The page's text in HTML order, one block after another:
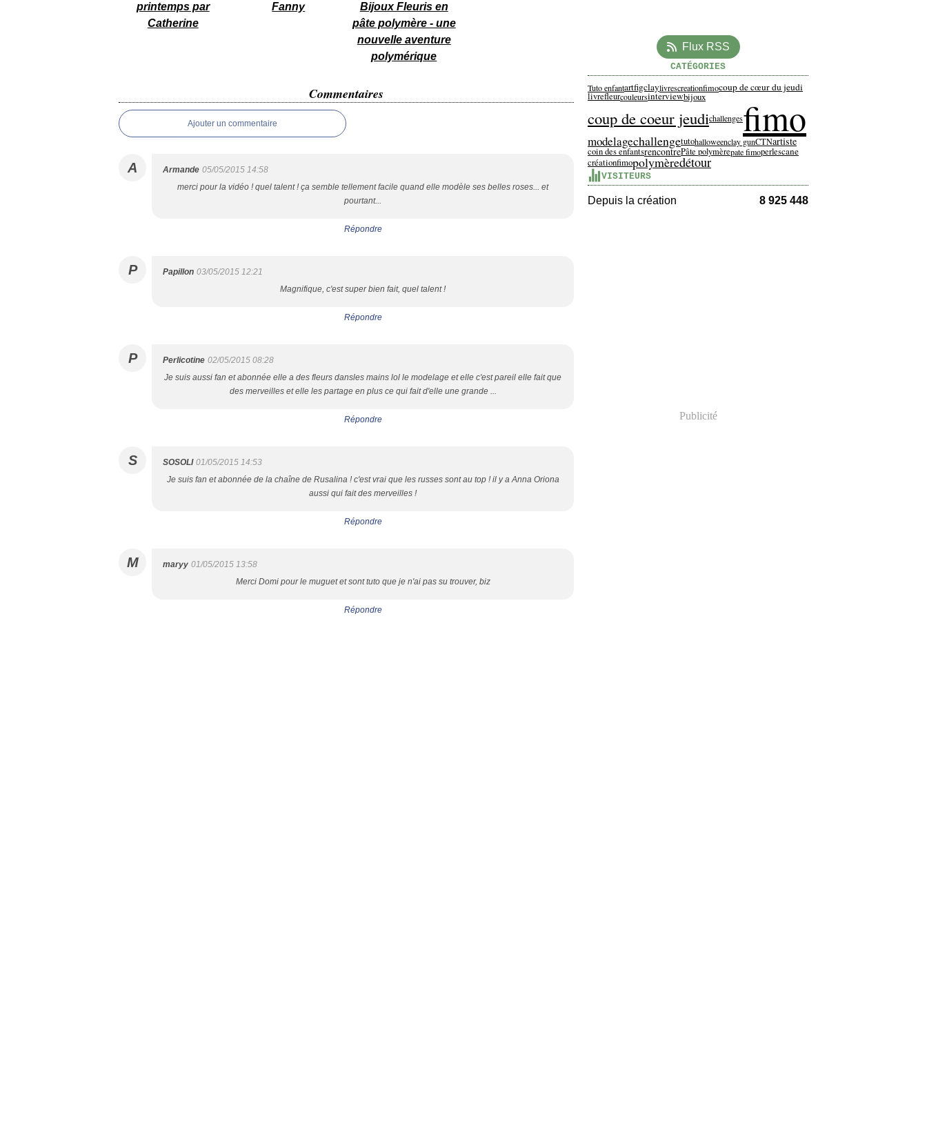
printemps par
Catherine
Fanny
Bijoux Fleuris en
pâte polymère - une
nouvelle aventure
polymérique
Commentaires
Ajouter un commentaire
A Armande 05/05/2015 14:58
merci pour la vidéo ! quel talent ! ça semble tellement facile quand elle modèle ses belles roses... et
pourtant...
Répondre
P Papillon 03/05/2015 12:21
Magnifique, c'est super bien fait, quel talent !
Répondre
P Perlicotine 02/05/2015 08:28
Je suis aussi fan et abonnée elle a des fleurs dansles mains lol le modelage et elle c'est pareil elle fait que
des merveilles et elle les partage en plus ce qui fait d'elle une grande ...
Répondre
S SOSOLI 01/05/2015 14:53
Je suis fan et abonnée de la chaîne de Rusalina ! c'est vrai que les russes sont au top ! il y a Anna Oriona
aussi qui fait des merveilles !
Répondre
M maryy 01/05/2015 13:58
Merci Domi pour le muguet et sont tuto que je n'ai pas su trouver, biz
Répondre
Flux RSS
CATÉGORIES
Tuto enfantartfigclaylivrescreationfimocoup de cœur du jeudi
livrefleurcouleursinterviewbijoux
coup de coeur jeudichallengesfimo
modelagechallengetutohalloweenclay gunCTNartiste
coin des enfantsrencontrePâte polymèrepate fimoperlescane
créationfimopolymèredétour
VISITEURS
Depuis la création 8 925 448
Publicité